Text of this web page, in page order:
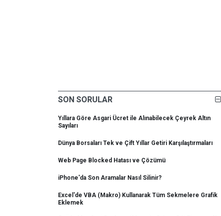
SON SORULAR
Yıllara Göre Asgari Ücret ile Alınabilecek Çeyrek Altın
Sayıları
Dünya Borsaları Tek ve Çift Yıllar Getiri Karşılaştırmaları
Web Page Blocked Hatası ve Çözümü
iPhone'da Son Aramalar Nasıl Silinir?
Excel'de VBA (Makro) Kullanarak Tüm Sekmelere Grafik
Eklemek